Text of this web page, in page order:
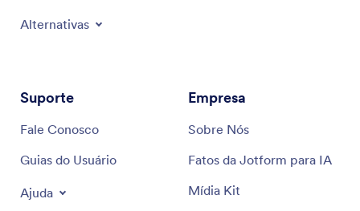
Alternativas
Suporte
Fale Conosco
Guias do Usuário
Ajuda
Empresa
Sobre Nós
Fatos da Jotform para IA
Mídia Kit